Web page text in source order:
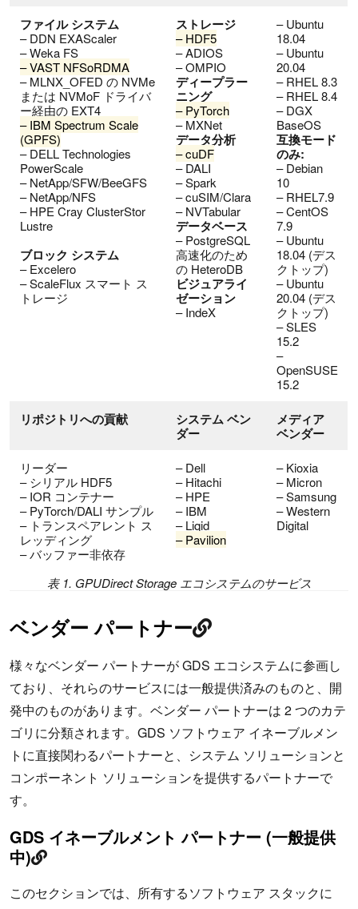
ファイル システム
– DDN EXAScaler
– Weka FS
– VAST NFSoRDMA
– MLNX_OFED の NVMe
または NVMoF ドライバ
ー経由の EXT4
– IBM Spectrum Scale
(GPFS)
– DELL Technologies
PowerScale
– NetApp/SFW/BeeGFS
– NetApp/NFS
– HPE Cray ClusterStor
Lustre
ブロック システム
– Excelero
– ScaleFlux スマート ス
トレージ
ストレージ
– HDF5
– ADIOS
– OMPIO
ディープラー
ニング
– PyTorch
– MXNet
データ分析
– cuDF
– DALI
– Spark
– cuSIM/Clara
– NVTabular
データベース
– PostgreSQL
高速化のため
の HeteroDB
ビジュアライ
ゼーション
– IndeX
– Ubuntu
18.04
– Ubuntu
20.04
– RHEL 8.3
– RHEL 8.4
– DGX
BaseOS
互換モード
のみ:
– Debian
10
– RHEL7.9
– CentOS
7.9
– Ubuntu
18.04 (デス
クトップ)
– Ubuntu
20.04 (デス
クトップ)
– SLES
15.2
–
OpenSUSE
15.2
リポジトリへの貢献
システム ベン
ダー
メディア
ベンダー
リーダー
– シリアル HDF5
– IOR コンテナー
– PyTorch/DALI サンプル
– トランスペアレント ス
レッディング
– バッファー非依存
– Dell
– Hitachi
– HPE
– IBM
– Liqid
– Pavilion
– Kioxia
– Micron
– Samsung
– Western
Digital
表 1. GPUDirect Storage エコシステムのサービス
ベンダー パートナー
様々なベンダー パートナーが GDS エコシステムに参画し
ており、それらのサービスには一般提供済みのものと、開
発中のものがあります。ベンダー パートナーは 2 つのカテ
ゴリに分類されます。GDS ソフトウェア イネーブルメン
トに直接関わるパートナーと、システム ソリューションと
コンポーネント ソリューションを提供するパートナーで
す。
GDS イネーブルメント パートナー (一般提供
中)
このセクションでは、所有するソフトウェア スタックに